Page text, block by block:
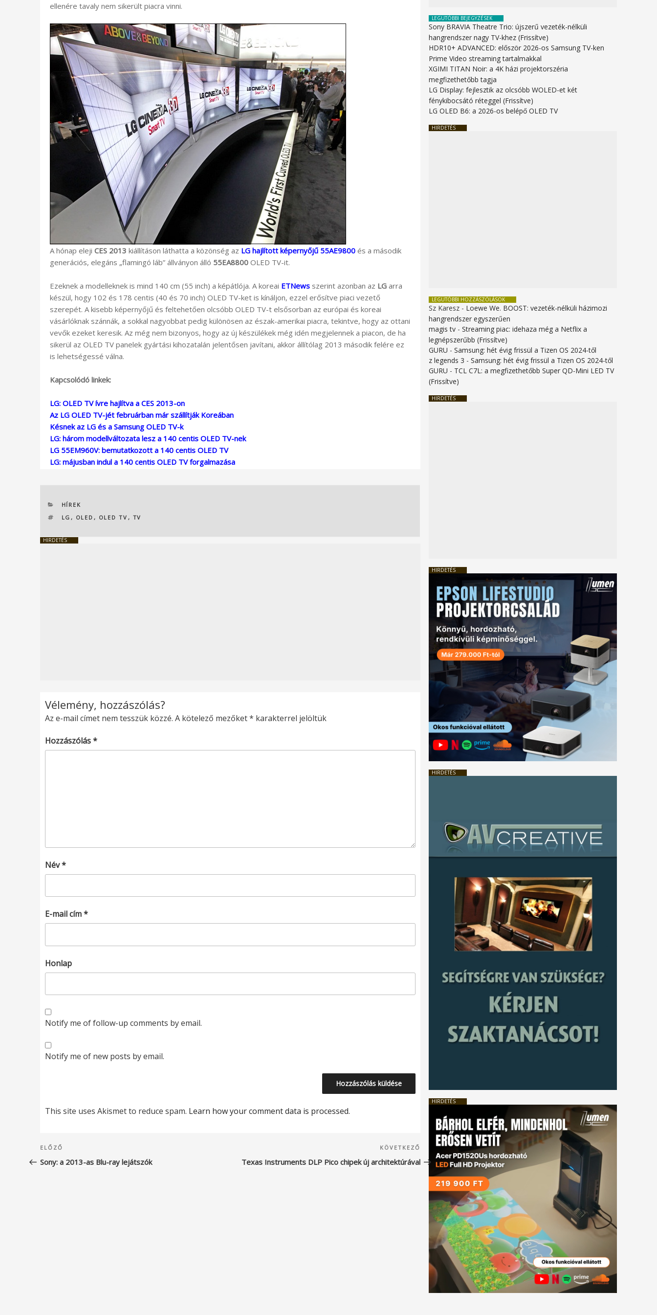
ellenére tavaly nem sikerült piacra vinni.
A hónap eleji CES 2013 kiállításon láthatta a közönség az LG hajlított képernyőjű 55AE9800 és a második
generációs, elegáns „flamingó láb” állványon álló 55EA8800 OLED TV-it.
Ezeknek a modelleknek is mind 140 cm (55 inch) a képátlója. A koreai ETNews szerint azonban az LG arra
készül, hogy 102 és 178 centis (40 és 70 inch) OLED TV-ket is kínáljon, ezzel erősítve piaci vezető
szerepét. A kisebb képernyőjű és feltehetően olcsóbb OLED TV-t elsősorban az európai és koreai
vásárlóknak szánnák, a sokkal nagyobbat pedig különösen az észak-amerikai piacra, tekintve, hogy az ottani
vevők ezeket keresik. Az még nem bizonyos, hogy az új készülékek még idén megjelennek a piacon, de ha
sikerül az OLED TV panelek gyártási kihozatalán jelentősen javítani, akkor állítólag 2013 második felére ez
is lehetségessé válna.
Kapcsolódó linkek:
LG: OLED TV ívre hajlítva a CES 2013-on
Az LG OLED TV-jét februárban már szállítják Koreában
Késnek az LG és a Samsung OLED TV-k
LG: három modellváltozata lesz a 140 centis OLED TV-nek
LG 55EM960V: bemutatkozott a 140 centis OLED TV
LG: májusban indul a 140 centis OLED TV forgalmazása
KATEGÓRIÁK
HÍREK
CÍMKÉK
LG , OLED , OLED TV , TV
HIRDETÉS
Vélemény, hozzászólás?
Az e-mail címet nem tesszük közzé. A kötelező mezőket* karakterrel jelöltük
Hozzászólás*
Név*
E-mail cím*
Honlap
Notify me of follow-up comments by email.
Notify me of new posts by email.
This site uses Akismet to reduce spam. Learn how your comment data is processed.
Bejegyzés
navigáció
Korábbi
bejegyzés
ELŐZŐ
Sony: a 2013-as Blu-ray lejátszók
Következő
bejegyzés
KÖVETKEZŐ
Texas Instruments DLP Pico chipek új architektúrával
LEGUTÓBBI BEJEGYZÉSEK
Sony BRAVIA Theatre Trio: újszerű vezeték-nélküli
hangrendszer nagy TV-khez (Frissítve)
HDR10+ ADVANCED: először 2026-os Samsung TV-ken
Prime Video streaming tartalmakkal
XGIMI TITAN Noir: a 4K házi projektorszéria
megfizethetőbb tagja
LG Display: fejlesztik az olcsóbb WOLED-et két
fénykibocsátó réteggel (Frissítve)
LG OLED B6: a 2026-os belépő OLED TV
HIRDETÉS
LEGUTÓBBI HOZZÁSZÓLÁSOK
Sz Karesz - Loewe We. BOOST: vezeték-nélküli házimozi
hangrendszer egyszerűen
magis tv -Streaming piac: idehaza még a Netflix a
legnépszerűbb (Frissítve)
GURU -Samsung: hét évig frissül a Tizen OS 2024-től
z legends 3 -Samsung: hét évig frissül a Tizen OS 2024-től
GURU - TCL C7L: a megfizethetőbb Super QD-Mini LED TV
(Frissítve)
HIRDETÉS
HIRDETÉS
HIRDETÉS
HIRDETÉS